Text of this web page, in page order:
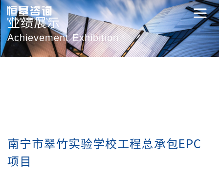
业绩展示
Achievement Exhibition
南宁市翠竹实验学校工程总承包EPC
项目